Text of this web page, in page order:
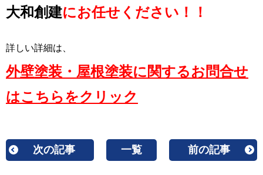
大和創建にお任せください！！
詳しい詳細は、
外壁塗装・屋根塗装に関するお問合せ
はこちらをクリック
次の記事 一覧 前の記事